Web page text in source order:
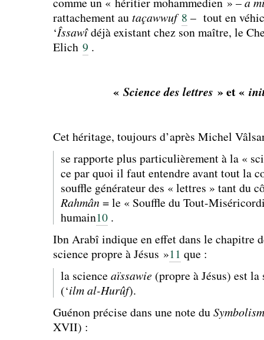
rattachement autaçawwuf 8 – tout en
‘Îssawîdéjà existant chez son maître, le
Elich 9 .
« Science des lettres » et «
Cet héritage, toujours d’après Michel
se rapporte plus particulièrement à la «
ce par quoi il faut entendre avant tout la
souffle générateur des « lettres » tant du
Rahmân= le « Souffle du Tout-
humain10.
Ibn Arabî indique en effet dans le chapitre
science propre à Jésus »11 que :
la science aïssawie (propre à Jésus) est
(‘ilm al-Hurûf).
Guénon précise dans une note du
XVII) :